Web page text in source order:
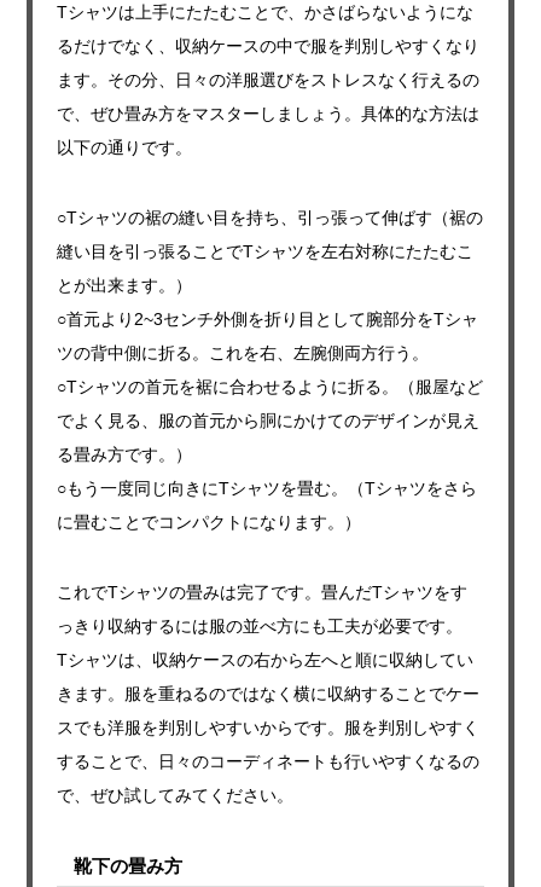
Tシャツは上手にたたむことで、かさばらないようにな
るだけでなく、収納ケースの中で服を判別しやすくなり
ます。その分、日々の洋服選びをストレスなく行えるの
で、ぜひ畳み方をマスターしましょう。具体的な方法は
以下の通りです。
○Tシャツの裾の縫い目を持ち、引っ張って伸ばす（裾の
縫い目を引っ張ることでTシャツを左右対称にたたむこ
とが出来ます。）
○首元より2~3センチ外側を折り目として腕部分をTシャ
ツの背中側に折る。これを右、左腕側両方行う。
○Tシャツの首元を裾に合わせるように折る。（服屋など
でよく見る、服の首元から胴にかけてのデザインが見え
る畳み方です。）
○もう一度同じ向きにTシャツを畳む。（Tシャツをさら
に畳むことでコンパクトになります。）
これでTシャツの畳みは完了です。畳んだTシャツをす
っきり収納するには服の並べ方にも工夫が必要です。
Tシャツは、収納ケースの右から左へと順に収納してい
きます。服を重ねるのではなく横に収納することでケー
スでも洋服を判別しやすいからです。服を判別しやすく
することで、日々のコーディネートも行いやすくなるの
で、ぜひ試してみてください。
靴下の畳み方